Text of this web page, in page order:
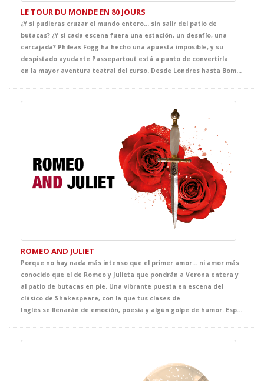
LE TOUR DU MONDE EN 80 JOURS
¿Y si pudieras cruzar el mundo entero… sin salir del patio de
butacas? ¿Y si cada escena fuera una estación, un desafío, una
carcajada? Phileas Fogg ha hecho una apuesta imposible, y su
despistado ayudante Passepartout está a punto de convertirla
en la mayor aventura teatral del curso. Desde Londres hasta Bombay, pasando por trenes descarrilados, barcos sin rumbo y persecuciones delirantes, esta adaptación del clásico de Julio Verne es un viaje contrarreloj lleno de humor y sorpresas. Una obra especialmente pensada para el aula, con escenas que atrapan y personajes que no os dejaran indiferentes.. ¡Prepara tu pasaporte… y abróchate el cinturón porque la mejor clase de Francés está a punto de embarcar!
ROMEO AND JULIET
Porque no hay nada más intenso que el primer amor... ni amor más
conocido que el de Romeo y Julieta que pondrán a Verona entera y
al patio de butacas en pie. Una vibrante puesta en escena del
clásico de Shakespeare, con la que tus clases de
Inglés se llenarán de emoción, poesía y algún golpe de humor. Especialmente pensada para su nivel, esta historia de amor y familias enfrentadas hará que tus alumnos se enamoren del teatro.